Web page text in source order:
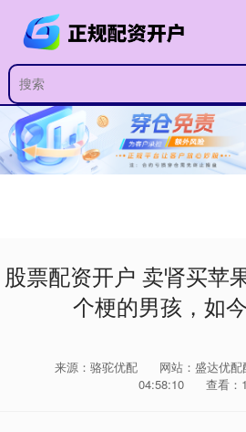
股票配资开户 卖肾买苹
个梗的男孩，如
来源：骆驼优配 网站：盛达优配
04:58:10
查看：